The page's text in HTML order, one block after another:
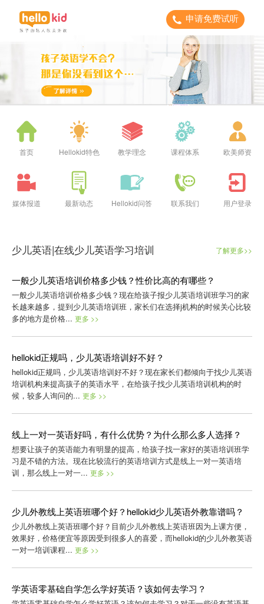
申请免费试听
首页 Hellokid特色 教学理念 课程体系 欧美师资
媒体报道 最新动态 Hellokid问答 联系我们 用户登录
少儿英语|在线少儿英语学习培训 了解更多>>
一般少儿英语培训价格多少钱？性价比高的有哪些？
一般少儿英语培训价格多少钱？现在给孩子报少儿英语培训班学习的家
长越来越多，提到少儿英语培训班，家长们在选择j机构的时候关心比较
多的地方是价格... 更多 >>
hellokid正规吗，少儿英语培训好不好？
hellokid正规吗，少儿英语培训好不好？现在家长们都倾向于找少儿英语
培训机构来提高孩子的英语水平，在给孩子找少儿英语培训机构的时
候，较多人询问的... 更多 >>
线上一对一英语好吗，有什么优势？为什么那么多人选择？
想要让孩子的英语能力有明显的提高，给孩子找一家好的英语培训班学
习是不错的方法。现在比较流行的英语培训方式是线上一对一英语培
训，那么线上一对一... 更多 >>
少儿外教线上英语班哪个好？hellokid少儿英语外教靠谱吗？
少儿外教线上英语班哪个好？目前少儿外教线上英语班因为上课方便，
效果好，价格便宜等原因受到很多人的喜爱，而hellokid的少儿外教英语
一对一培训课程... 更多 >>
学英语零基础自学怎么学好英语？该如何去学习？